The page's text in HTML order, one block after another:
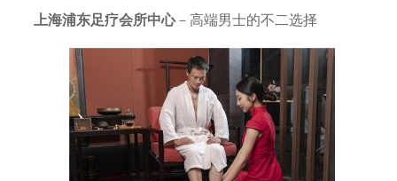
上海浦东足疗会所中心－高端男士的不二选择